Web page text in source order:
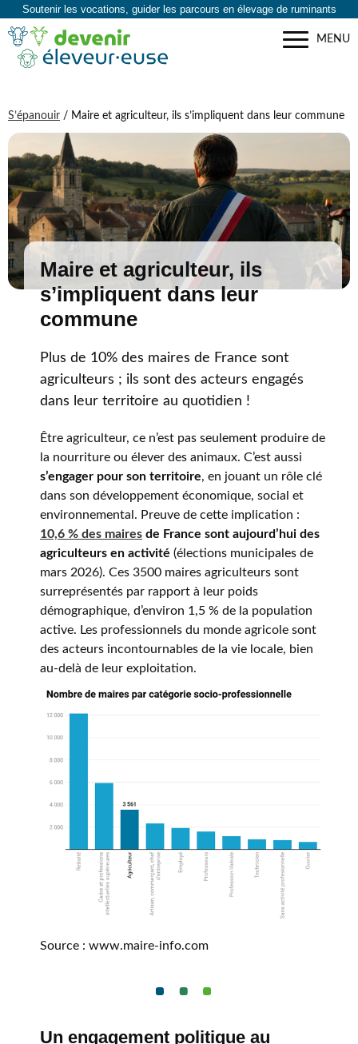
Soutenir les vocations, guider les parcours en élevage de ruminants
MENU
S’épanouir / Maire et agriculteur, ils s’impliquent dans leur commune
Maire et agriculteur, ils
s’impliquent dans leur
commune
Plus de 10% des maires de France sont
agriculteurs ; ils sont des acteurs engagés
dans leur territoire au quotidien !
Être agriculteur, ce n’est pas seulement produire de
la nourriture ou élever des animaux. C’est aussi
s’engager pour son territoire, en jouant un rôle clé
dans son développement économique, social et
environnemental. Preuve de cette implication :
10,6 % des maires de France sont aujourd’hui des
agriculteurs en activité (élections municipales de
mars 2026). Ces 3500 maires agriculteurs sont
surreprésentés par rapport à leur poids
démographique, d’environ 1,5 % de la population
active. Les professionnels du monde agricole sont
des acteurs incontournables de la vie locale, bien
au-delà de leur exploitation.
Source : www.maire-info.com
Un engagement politique au